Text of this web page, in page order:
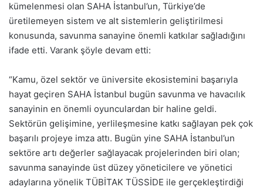
kümelenmesi olan SAHA İstanbul’un, Türkiye’de
üretilemeyen sistem ve alt sistemlerin geliştirilmesi
konusunda, savunma sanayine önemli katkılar sağladığını
ifade etti. Varank şöyle devam etti:
“Kamu, özel sektör ve üniversite ekosistemini başarıyla
hayat geçiren SAHA İstanbul bugün savunma ve havacılık
sanayinin en önemli oyunculardan bir haline geldi.
Sektörün gelişimine, yerlileşmesine katkı sağlayan pek çok
başarılı projeye imza attı. Bugün yine SAHA İstanbul’un
sektöre artı değerler sağlayacak projelerinden biri olan;
savunma sanayinde üst düzey yöneticilere ve yönetici
adaylarına yönelik TÜBİTAK TÜSSİDE ile gerçekleştirdiği